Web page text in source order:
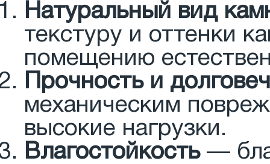
Натуральный вид
текстуру и оттенки
помещению
Прочность и
механическим
высокие нагрузки.
Влагостойкость—